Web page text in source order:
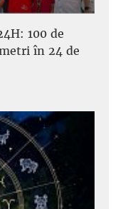
100 de
în 24 de